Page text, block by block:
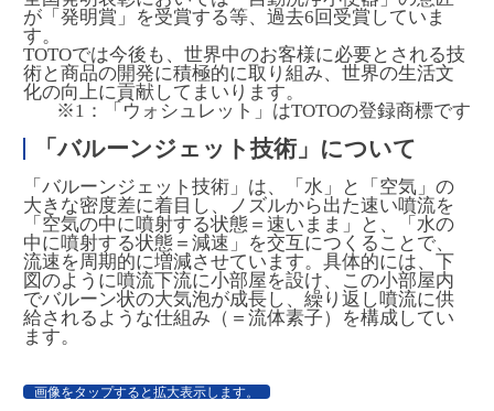
が「発明賞」を受賞する等、過去6回受賞していま
す。
TOTOでは今後も、世界中のお客様に必要とされる技
術と商品の開発に積極的に取り組み、世界の生活文
化の向上に貢献してまいります。
※1：「ウォシュレット」はTOTOの登録商標です
「バルーンジェット技術」について
「バルーンジェット技術」は、「水」と「空気」の
大きな密度差に着目し、ノズルから出た速い噴流を
「空気の中に噴射する状態＝速いまま」と、「水の
中に噴射する状態＝減速」を交互につくることで、
流速を周期的に増減させています。具体的には、下
図のように噴流下流に小部屋を設け、この小部屋内
でバルーン状の大気泡が成長し、繰り返し噴流に供
給されるような仕組み（＝流体素子）を構成してい
ます。
画像をタップすると拡大表示します。